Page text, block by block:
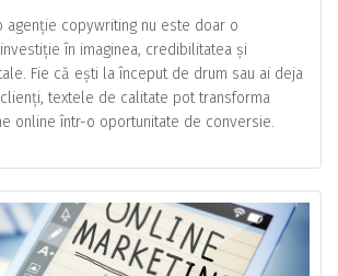
agenție copywriting nu este doar o
în imaginea, credibilitatea și
Fie că ești la început de drum sau ai deja
textele de calitate pot transforma
online într-o oportunitate de conversie.